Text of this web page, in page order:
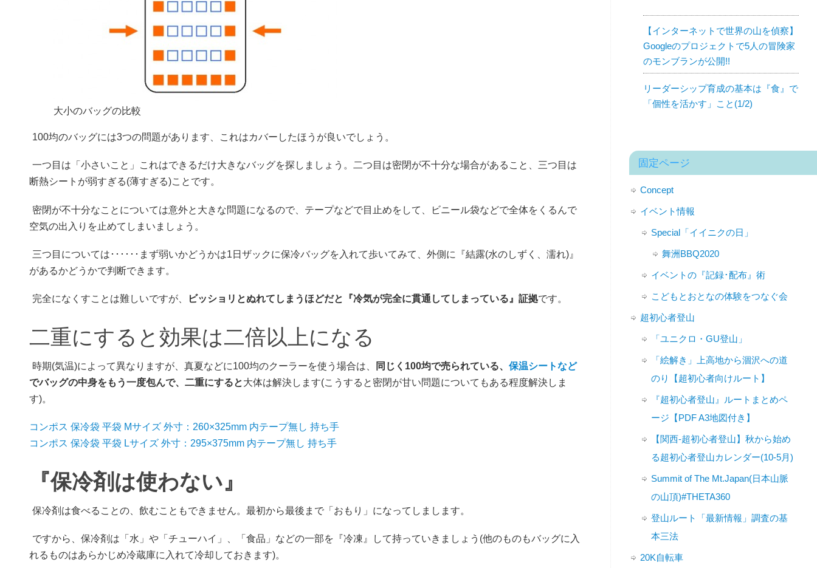
大小のバッグの比較
100均のバッグには3つの問題があります、これはカバーしたほうが良いでしょう。
一つ目は「小さいこと」これはできるだけ大きなバッグを探しましょう。二つ目は密閉が不十分な場合があること、三つ目は
断熱シートが弱すぎる(薄すぎる)ことです。
密閉が不十分なことについては意外と大きな問題になるので、テープなどで目止めをして、ビニール袋などで全体をくるんで
空気の出入りを止めてしまいましょう。
三つ目については･･････まず弱いかどうかは1日ザックに保冷バッグを入れて歩いてみて、外側に『結露(水のしずく、濡れ)』
があるかどうかで判断できます。
完全になくすことは難しいですが、 ビッショリとぬれてしまうほどだと『冷気が完全に貫通してしまっている』証拠です。
二重にすると効果は二倍以上になる
時期(気温)によって異なりますが、真夏などに100均のクーラーを使う場合は、 同じく100均で売られている、 保温シートなど
でバッグの中身をもう一度包んで、二重にすると大体は解決します(こうすると密閉が甘い問題についてもある程度解決しま
す)。
コンポス 保冷袋 平袋 Mサイズ 外寸：260×325mm 内テープ無し 持ち手
コンポス 保冷袋 平袋 Lサイズ 外寸：295×375mm 内テープ無し 持ち手
『保冷剤は使わない』
保冷剤は食べることの、飲むこともできません。最初から最後まで「おもり」になってしまします。
ですから、保冷剤は「水」や「チューハイ」、「食品」などの一部を『冷凍』して持っていきましょう(他のものもバッグに入
れるものはあらかじめ冷蔵庫に入れて冷却しておきます)。
【インターネットで世界の山を偵察】
Googleのプロジェクトで5人の冒険家
のモンブランが公開!!
リーダーシップ育成の基本は『食』で
「個性を活かす」こと(1/2)
固定ページ
Concept
イベント情報
Special「イイニクの日」
舞洲BBQ2020
イベントの『記録･配布』術
こどもとおとなの体験をつなぐ会
超初心者登山
「ユニクロ・GU登山」
「絵解き」上高地から涸沢への道
のり【超初心者向けルート】
『超初心者登山』ルートまとめペ
ージ【PDF A3地図付き】
【関西-超初心者登山】秋から始め
る超初心者登山カレンダー(10-5月)
Summit of The Mt.Japan(日本山脈
の山頂)#THETA360
登山ルート「最新情報」調査の基
本三法
20K自転車